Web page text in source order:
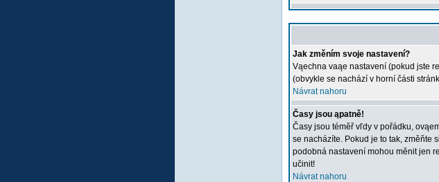
Jak změním svoje nastavení?
Vąechna vaąe nastavení (pokud jste
(obvykle se nachází v horní části
Návrat nahoru
Časy jsou ąpatně!
Časy jsou téměř vľdy v pořádku,
se nacházíte. Pokud je to tak, změňte
podobná nastavení mohou měnit jen
učinit!
Návrat nahoru